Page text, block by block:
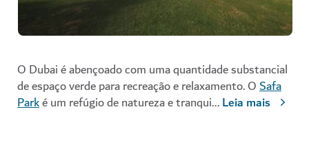
O Dubai é abençoado com uma quantidade substancial
de espaço verde para recreação e relaxamento. OSafa
Parké um refúgio de natureza e tranqui...Leia mais